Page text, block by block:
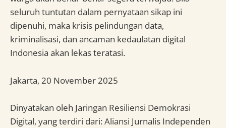
seluruh tuntutan dalam pernyataan sikap ini
dipenuhi, maka krisis pelindungan data,
kriminalisasi, dan ancaman kedaulatan digital
Indonesia akan lekas teratasi.
Jakarta, 20 November 2025
Dinyatakan oleh Jaringan Resiliensi Demokrasi
Digital, yang terdiri dari: Aliansi Jurnalis Independen